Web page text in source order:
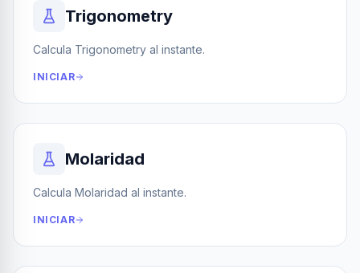
Trigonometry
Calcula Trigonometry al instante.
INICIAR
Molaridad
Calcula Molaridad al instante.
INICIAR